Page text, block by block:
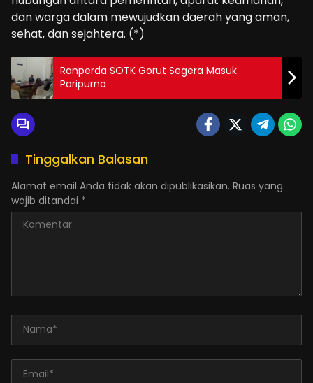
dan warga dalam mewujudkan daerah yang aman,
sehat, dan sejahtera. (*)
Ranperda SOTK Gorut Segera Masuk
Paripurna
Tinggalkan Balasan
Alamat email Anda tidak akan dipublikasikan. Ruas yang
wajib ditandai *